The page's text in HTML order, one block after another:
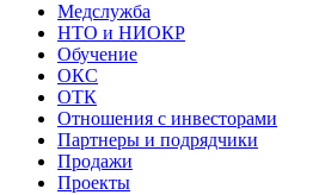
Медслужба
НТО и НИОКР
Обучение
ОКС
ОТК
Отношения с инвесторами
Партнеры и подрядчики
Продажи
Проекты